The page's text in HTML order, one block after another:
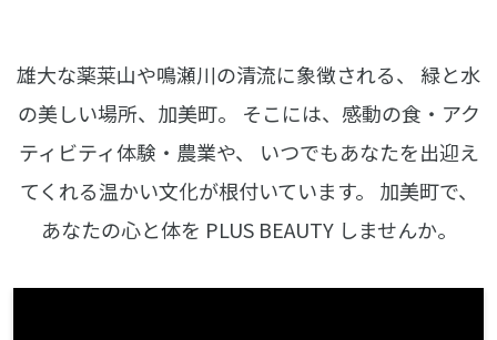
雄大な薬莱山や鳴瀬川の清流に象徴される、
緑と水
の美しい場所、加美町。
そこには、感動の食・アク
ティビティ体験・農業や、
いつでもあなたを出迎え
てくれる温かい文化が根付いています。
加美町で、
あなたの心と体を PLUS BEAUTY しませんか。